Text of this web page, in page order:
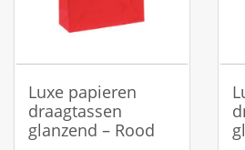
Luxe papieren
draagtassen
glanzend – Rood